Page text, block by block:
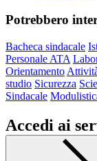
Potrebbero
Bacheca sindacale
Personale ATA
Orientamento
studio Sicurezza
Sindacale
Accedi ai